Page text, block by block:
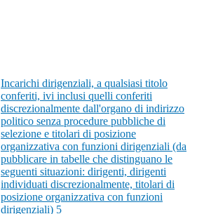
Incarichi dirigenziali, a qualsiasi titolo
conferiti, ivi inclusi quelli conferiti
discrezionalmente dall'organo di indirizzo
politico senza procedure pubbliche di
selezione e titolari di posizione
organizzativa con funzioni dirigenziali (da
pubblicare in tabelle che distinguano le
seguenti situazioni: dirigenti, dirigenti
individuati discrezionalmente, titolari di
posizione organizzativa con funzioni
dirigenziali) 5